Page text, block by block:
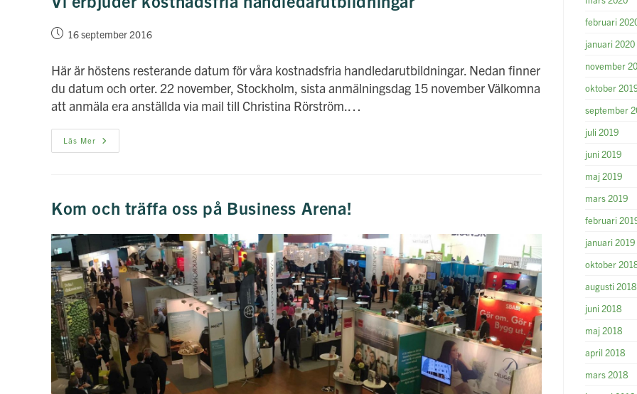
Inlägget16 september 2016
Här är höstens resterande datum för våra kostnadsfria handledarutbildningar. Nedan finner
du datum och orter. 22 november, Stockholm, sista anmälningsdag 15 november Välkomna
att anmäla era anställda via mail till Christina Rörström.…
Läs Mer Vi
Erbjuder
Kom och träffa oss på Business Arena!
februari
januari 2020
november
oktober
september
juli 2019
juni 2019
maj 2019
mars 2019
februari
januari 2019
oktober
augusti 2018
juni 2018
maj 2018
april 2018
mars 2018